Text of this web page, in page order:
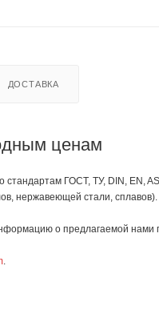
ДОСТАВКА
ценам
ГОСТ, ТУ, DIN, EN,
нержавеющей стали,
о предлагаемой
.